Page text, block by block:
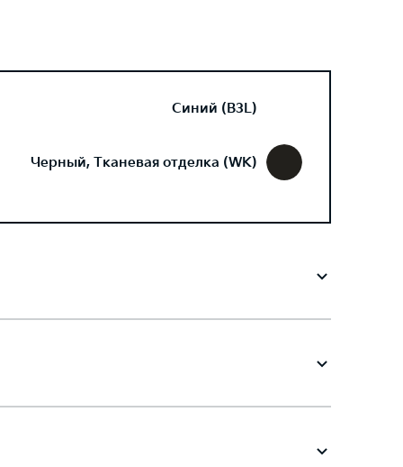
Синий (B3L)
Черный, Тканевая отделка (WK)